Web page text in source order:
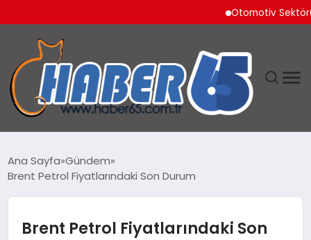
Otomotiv Sektörü
TEKNOLOJI
Ana Sayfa Gündem
Brent Petrol Fiyatlarındaki Son Durum
Brent Petrol Fiyatlarındaki Son